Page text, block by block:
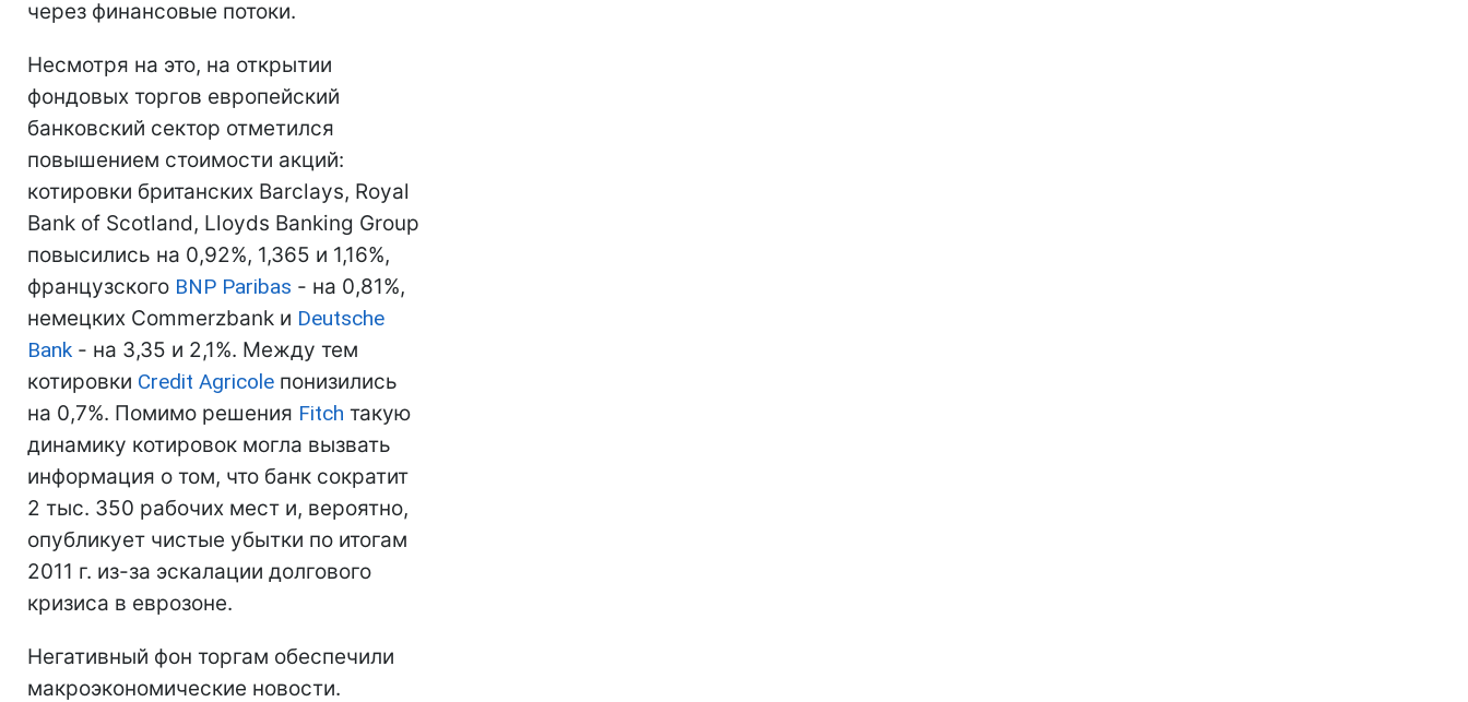
через финансовые потоки.
Несмотря на это, на открытии
фондовых торгов европейский
банковский сектор отметился
повышением стоимости акций:
котировки британских Barclays, Royal
Bank of Scotland, Lloyds Banking Group
повысились на 0,92%, 1,365 и 1,16%,
французского BNP Paribas - на 0,81%,
немецких Commerzbank и Deutsche
Bank - на 3,35 и 2,1%. Между тем
котировки Credit Agricole понизились
на 0,7%. Помимо решения Fitch такую
динамику котировок могла вызвать
информация о том, что банк сократит
2 тыс. 350 рабочих мест и, вероятно,
опубликует чистые убытки по итогам
2011 г. из-за эскалации долгового
кризиса в еврозоне.
Негативный фон торгам обеспечили
макроэкономические новости.